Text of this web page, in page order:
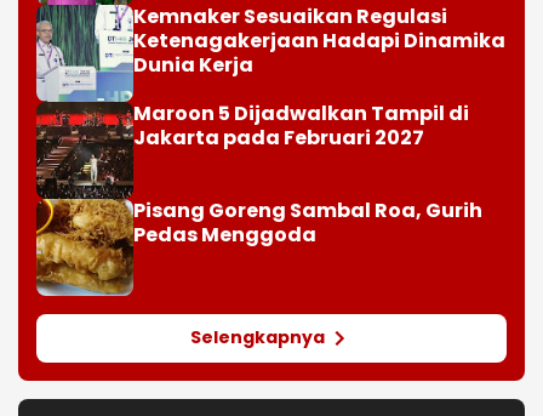
Kemnaker Sesuaikan Regulasi
Ketenagakerjaan Hadapi Dinamika
Dunia Kerja
Maroon 5 Dijadwalkan Tampil di
Jakarta pada Februari 2027
Pisang Goreng Sambal Roa, Gurih
Pedas Menggoda
Selengkapnya